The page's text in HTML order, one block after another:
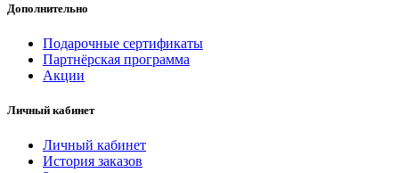
Дополнительно
Подарочные сертификаты
Партнёрская программа
Акции
Личный кабинет
Личный кабинет
История заказов